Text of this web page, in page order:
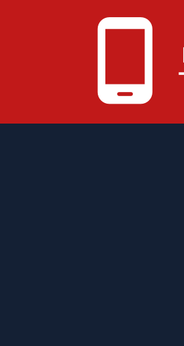
phone_android